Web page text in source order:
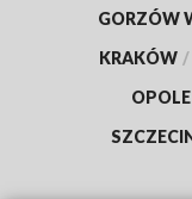
GORZÓW
KRAKÓW /
OPOLE